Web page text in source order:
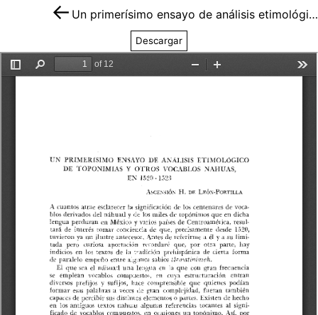
Un primerísimo ensayo de análisis etimológico de toponimias y otros vocablos nahuas, en 1520-1523
Descargar